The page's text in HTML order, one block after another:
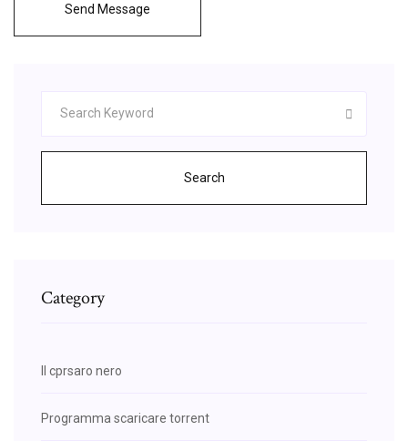
Send Message
Search
Category
Il cprsaro nero
Programma scaricare torrent